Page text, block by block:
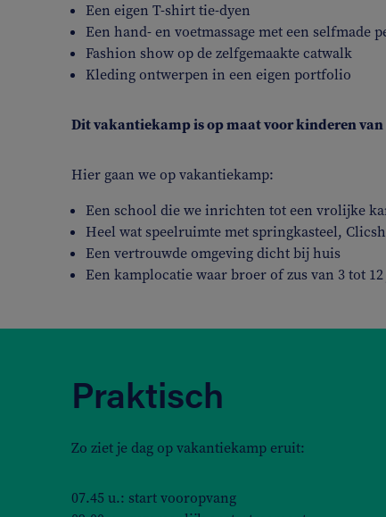
Een eigen T-shirt tie-dyen
Een hand- en voetmassage met een selfmade
Fashion show op de zelfgemaakte catwalk
Kleding ontwerpen in een eigen portfolio
Dit vakantiekamp is op maat voor kinderen van
Hier gaan we op vakantiekamp:
Een school die we inrichten tot een vrolijke
Heel wat speelruimte met springkasteel,
Een vertrouwde omgeving dicht bij huis
Een kamplocatie waar broer of zus van 3 tot
Praktisch
Zo ziet je dag op vakantiekamp eruit:
07.45 u.: start vooropvang